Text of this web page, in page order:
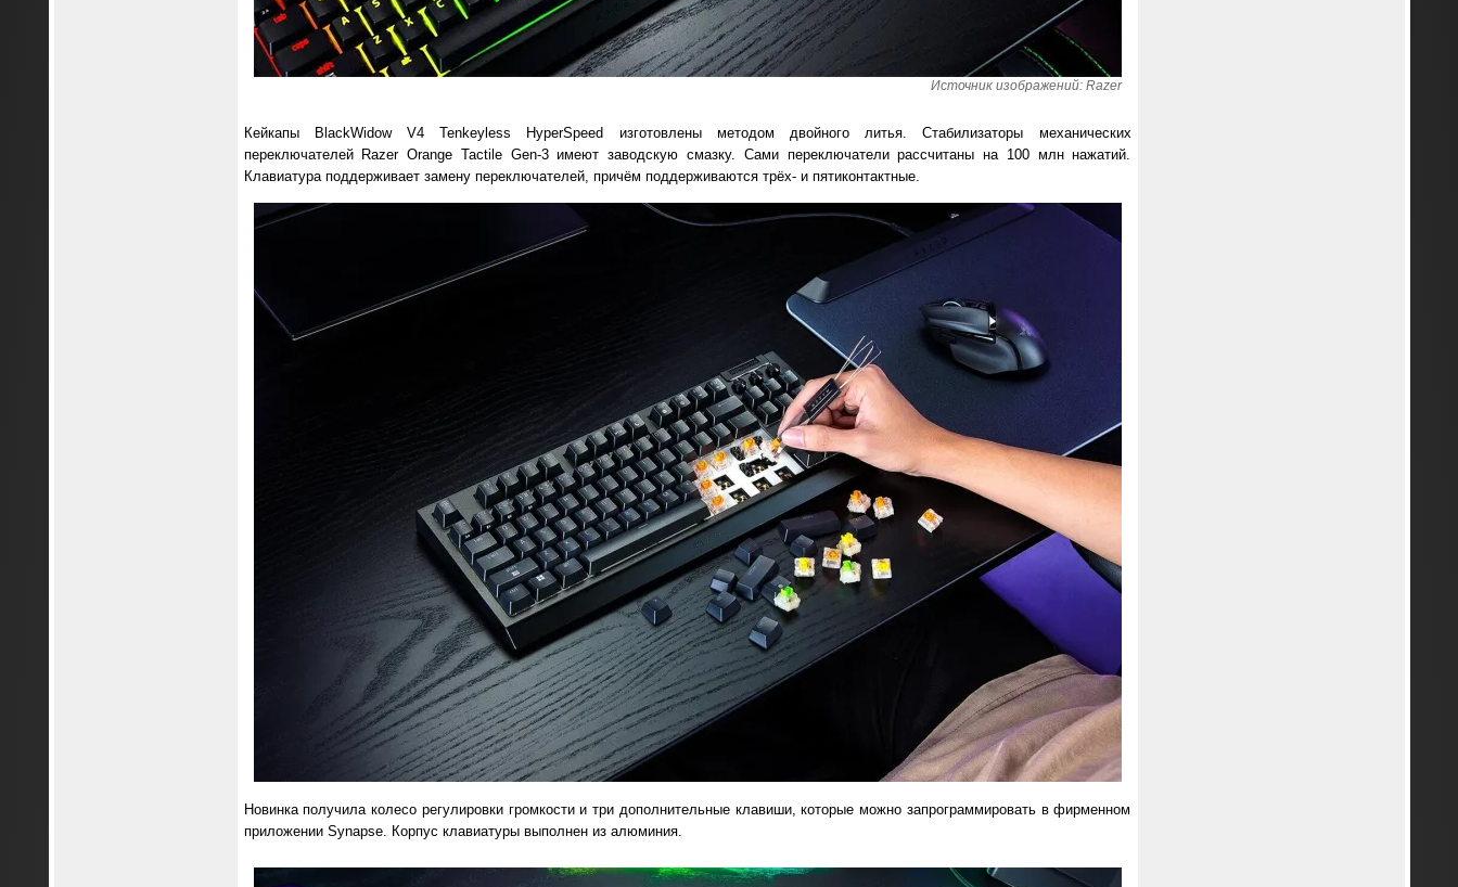
Источник изображений: Razer
Кейкапы BlackWidow V4 Tenkeyless HyperSpeed изготовлены методом двойного литья. Стабилизаторы механических
переключателей Razer Orange Tactile Gen-3 имеют заводскую смазку. Сами переключатели рассчитаны на 100 млн нажатий.
Клавиатура поддерживает замену переключателей, причём поддерживаются трёх- и пятиконтактные.
Новинка получила колесо регулировки громкости и три дополнительные клавиши, которые можно запрограммировать в фирменном
приложении Synapse. Корпус клавиатуры выполнен из алюминия.